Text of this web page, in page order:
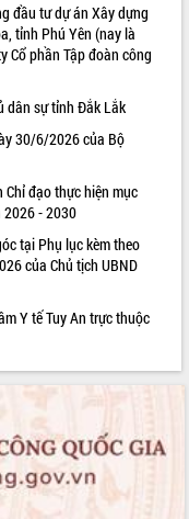
đầu tư dự án Xây dựng
tỉnh Phú Yên (nay là
Cổ phần Tập đoàn công
dân sự tỉnh Đắk Lắk
30/6/2026 của Bộ
đạo thực hiện mục
- 2030
tại Phụ lục kèm theo
của Chủ tịch UBND
Y tế Tuy An trực thuộc